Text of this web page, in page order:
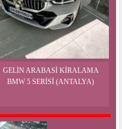
GELIN ARABASI KIRALAMA
BMW 5 SERISI (ANTALYA)